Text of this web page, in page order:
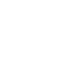
수학 과정까지
는 걸 방지할 수
학 수학으로 연결
공부하는 데 필요